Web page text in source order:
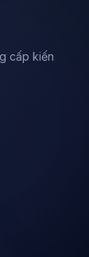
cấp kiến